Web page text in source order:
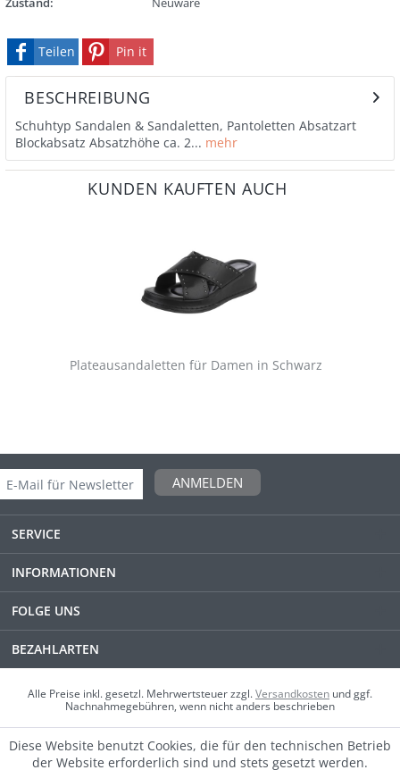
Teilen Pin it
BESCHREIBUNG
Schuhtyp Sandalen & Sandaletten, Pantoletten Absatzart
Blockabsatz Absatzhöhe ca. 2... mehr
KUNDEN KAUFTEN AUCH
Plateausandaletten für Damen in Schwarz
ANMELDEN
SERVICE
INFORMATIONEN
FOLGE UNS
BEZAHLARTEN
Alle Preise inkl. gesetzl. Mehrwertsteuer zzgl.Versandkosten und ggf.
Nachnahmegebühren, wenn nicht anders beschrieben
Diese Website benutzt Cookies, die für den technischen Betrieb
der Website erforderlich sind und stets gesetzt werden.